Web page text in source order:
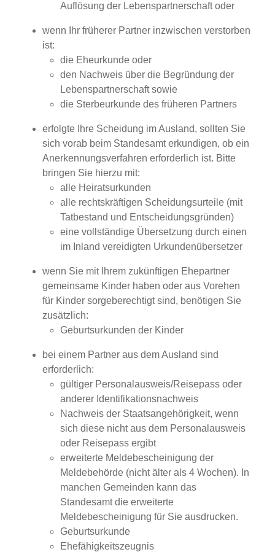
Auflösung der Lebenspartnerschaft oder
wenn Ihr früherer Partner inzwischen verstorben
ist:
die Eheurkunde oder
den Nachweis über die Begründung der
Lebenspartnerschaft sowie
die Sterbeurkunde des früheren Partners
erfolgte Ihre Scheidung im Ausland, sollten Sie
sich vorab beim Standesamt erkundigen, ob ein
Anerkennungsverfahren erforderlich ist. Bitte
bringen Sie hierzu mit:
alle Heiratsurkunden
alle rechtskräftigen Scheidungsurteile (mit
Tatbestand und Entscheidungsgründen)
eine vollständige Übersetzung durch einen
im Inland vereidigten Urkundenübersetzer
wenn Sie mit Ihrem zukünftigen Ehepartner
gemeinsame Kinder haben oder aus Vorehen
für Kinder sorgeberechtigt sind, benötigen Sie
zusätzlich:
​​​​​​​Geburtsurkunden der Kinder
bei einem Partner aus dem Ausland sind
erforderlich:
​​​​​​gültiger Personalausweis/Reisepass oder
anderer Identifikationsnachweis
​​​​​​​Nachweis der Staatsangehörigkeit, wenn
sich diese nicht aus dem Personalausweis
oder Reisepass ergibt
erweiterte Meldebescheinigung der
Meldebehörde (nicht älter als 4 Wochen). In
manchen Gemeinden kann das
Standesamt die erweiterte
Meldebescheinigung für Sie ausdrucken.
Geburtsurkunde
Ehefähigkeitszeugnis